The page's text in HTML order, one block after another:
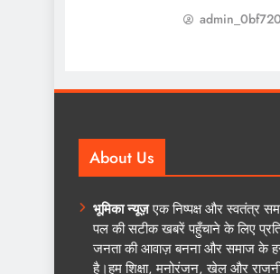
About Us
भूमिका न्यूज़एक निष्पक्ष और स्वतंत्र
पल की सटीक खबरें पहुँचाने के लिए
जनता की आवाज़ बनना और समाज के
है।हम शिक्षा, मनोरंजन, खेल और